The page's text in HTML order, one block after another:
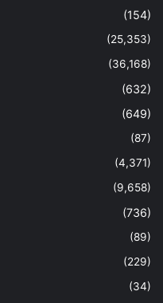
(154)
(25,353)
(36,168)
(632)
(649)
(87)
(4,371)
(9,658)
(736)
(89)
(229)
(34)